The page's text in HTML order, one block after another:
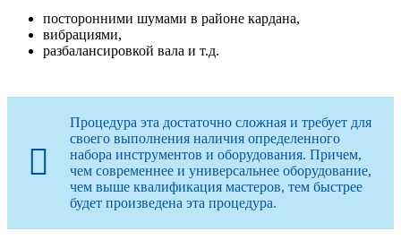
посторонними шумами в районе кардана,
вибрациями,
разбалансировкой вала и т.д.
Процедура эта достаточно сложная и требует для
своего выполнения наличия определенного
набора инструментов и оборудования. Причем,
чем современнее и универсальнее оборудование,
чем выше квалификация мастеров, тем быстрее
будет произведена эта процедура.